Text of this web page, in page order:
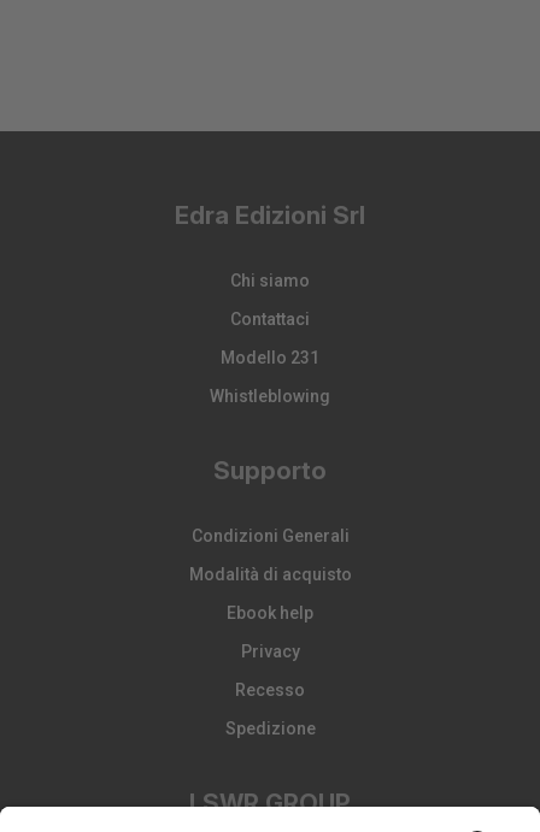
Edra Edizioni Srl
Chi siamo
Contattaci
Modello 231
Whistleblowing
Supporto
Condizioni Generali
Modalità di acquisto
Ebook help
Privacy
Recesso
Spedizione
LSWR GROUP